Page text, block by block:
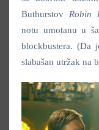
Buthurstov Robin
notu umotanu u
blockbustera. (Da
slabašan utržak na